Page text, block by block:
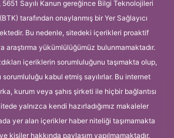
5651 Sayılı Kanun gereğince Bilgi Teknolojileri
tarafından onaylanmış bir Yer Sağlayıcı
Bu nedenle, sitedeki içerikleri proaktif
araştırma yükümlülüğümüz bulunmamaktadır.
içeriklerin sorumluluğunu taşımakta olup,
kabul etmiş sayılırlar. Bu internet
kurum veya şahıs şirketi ile hiçbir bağlantısı
yalnızca kendi hazırladığımız makaleler
yer alan içerikler haber niteliği taşımamakta
kişiler hakkında paylaşım yapılmamaktadır.